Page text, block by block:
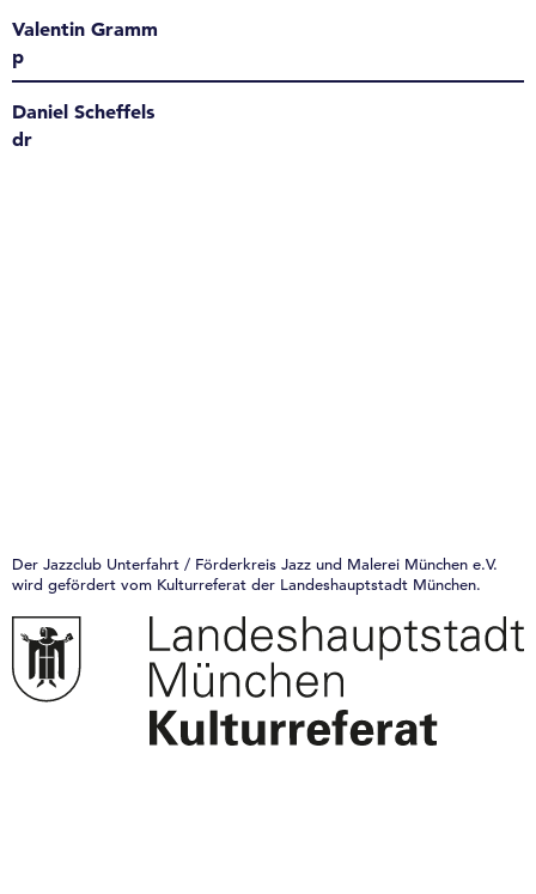
Valentin Gramm
p
Daniel Scheffels
dr
Der Jazzclub Unterfahrt / Förderkreis Jazz und Malerei München e.V.
wird gefördert vom Kulturreferat der Landeshauptstadt München.